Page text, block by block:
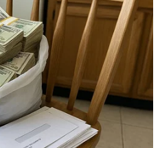
việc khôi phục ý chí
và giảm bớt sự mất
với nỗ lực thu hẹp
cực hiện có.